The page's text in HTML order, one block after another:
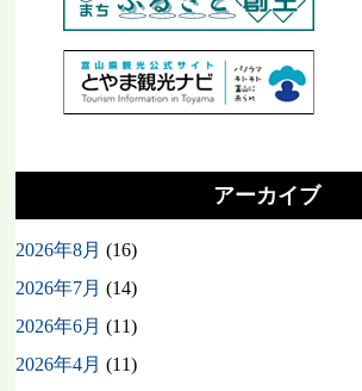
アーカイブ
2026年8月 (16)
2026年7月 (14)
2026年6月 (11)
2026年4月 (11)